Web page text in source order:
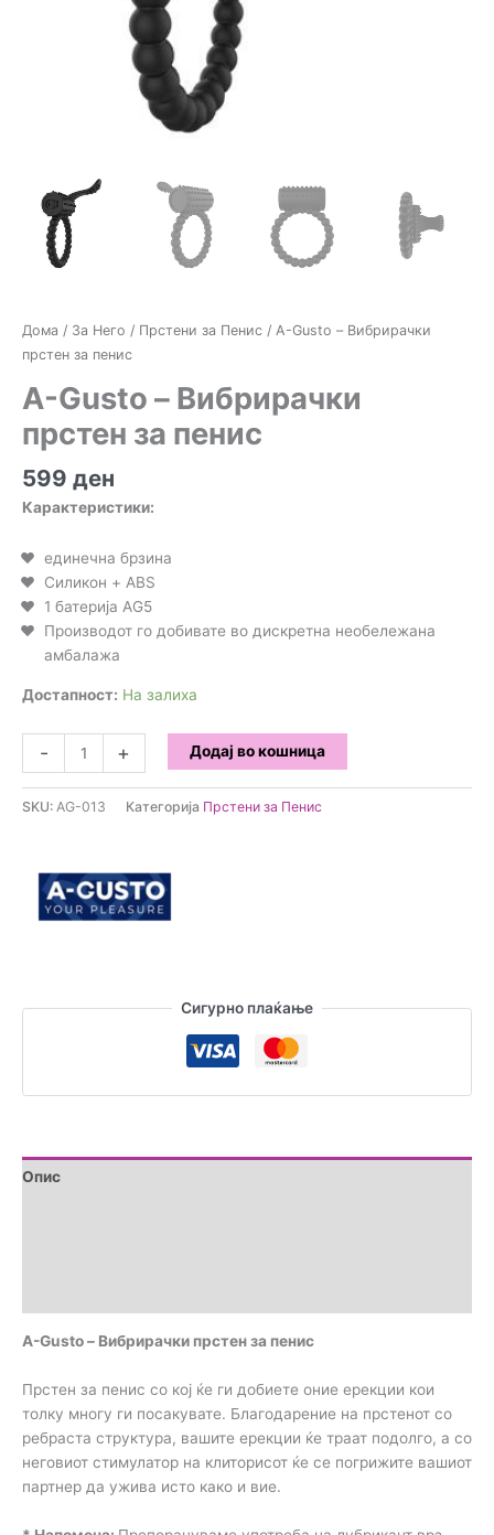
Дома / За Него / Прстени за Пенис / A-Gusto – Вибрирачки
прстен за пенис
A-Gusto – Вибрирачки
прстен за пенис
599 ден
Карактеристики:
единечна брзина
Силикон + ABS
1 батерија AG5
Производот го добивате во дискретна необележана
амбалажа
Достапност: На залиха
-
Gusto
-
Вибрирачки
пенис
количина
+ Додај во кошница
SKU: AG-013 Категорија Прстени за Пенис
Сигурно плаќање
Опис
A-Gusto – Вибрирачки прстен за пенис
Прстен за пенис со кој ќе ги добиете оние ерекции кои
толку многу ги посакувате. Благодарение на прстенот со
ребраста структура, вашите ерекции ќе траат подолго, а со
неговиот стимулатор на клиторисот ќе се погрижите вашиот
партнер да ужива исто како и вие.